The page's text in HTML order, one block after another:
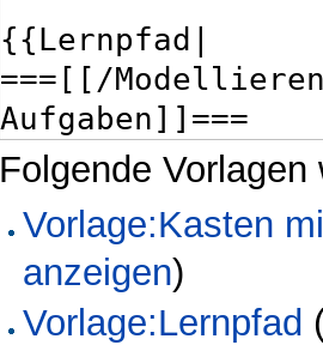
Folgende
Vorlage:Kasten
anzeigen)
Vorlage:Lernpfad